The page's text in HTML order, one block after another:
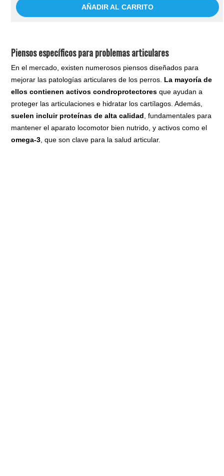
AÑADIR AL CARRITO
Piensos específicos para problemas articulares
En el mercado, existen numerosos piensos diseñados para
mejorar las patologías articulares de los perros. La mayoría de
ellos contienen activos condroprotectores que ayudan a
proteger las articulaciones e hidratar los cartílagos. Además,
suelen incluir proteínas de alta calidad , fundamentales para
mantener el aparato locomotor bien nutrido, y activos como el
omega-3 , que son clave para la salud articular.